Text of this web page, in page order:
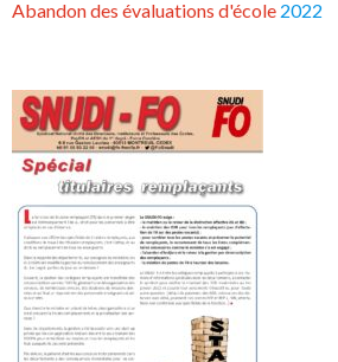
Abandon des évaluations d'école 2022